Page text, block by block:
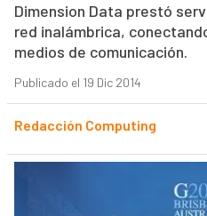
Dimension Data prestó
red inalámbrica,
medios de comunicación.
Publicado el 19 Dic 2014
Redacción Computing